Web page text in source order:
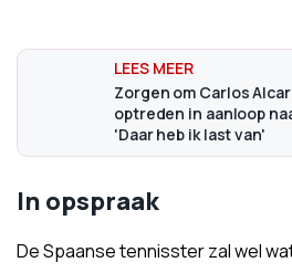
Zorgen om Carlos
optreden in aanloop
'Daar heb ik last van'
In opspraak
De Spaanse tennisster zal wel